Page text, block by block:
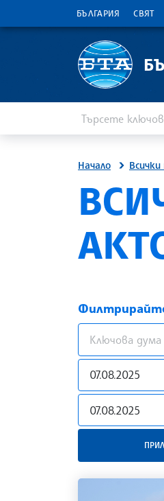
БЪЛГАРИЯ СВЯТ
Начало
news.filter.from
news.filter.to